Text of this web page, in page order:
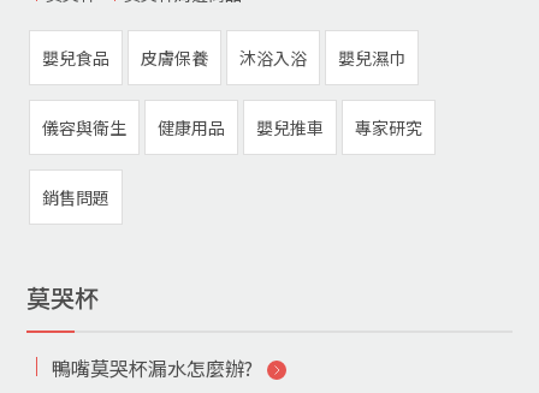
嬰兒食品 皮膚保養 沐浴入浴 嬰兒濕巾
儀容與衛生 健康用品 嬰兒推車 專家研究
銷售問題
莫哭杯
鴨嘴莫哭杯漏水怎麼辦?